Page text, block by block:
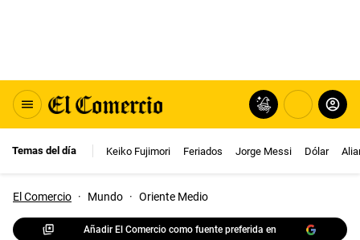
Temas del día Keiko Fujimori Feriados Jorge Messi Dólar
El Comercio · Mundo · Oriente Medio
Añadir El Comercio como fuente preferida en